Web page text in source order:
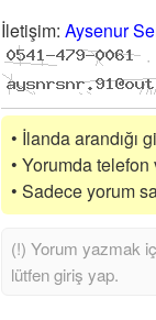
İletişim: Aysenur
• İlanda arandığı
• Yorumda
• Sadece yorum